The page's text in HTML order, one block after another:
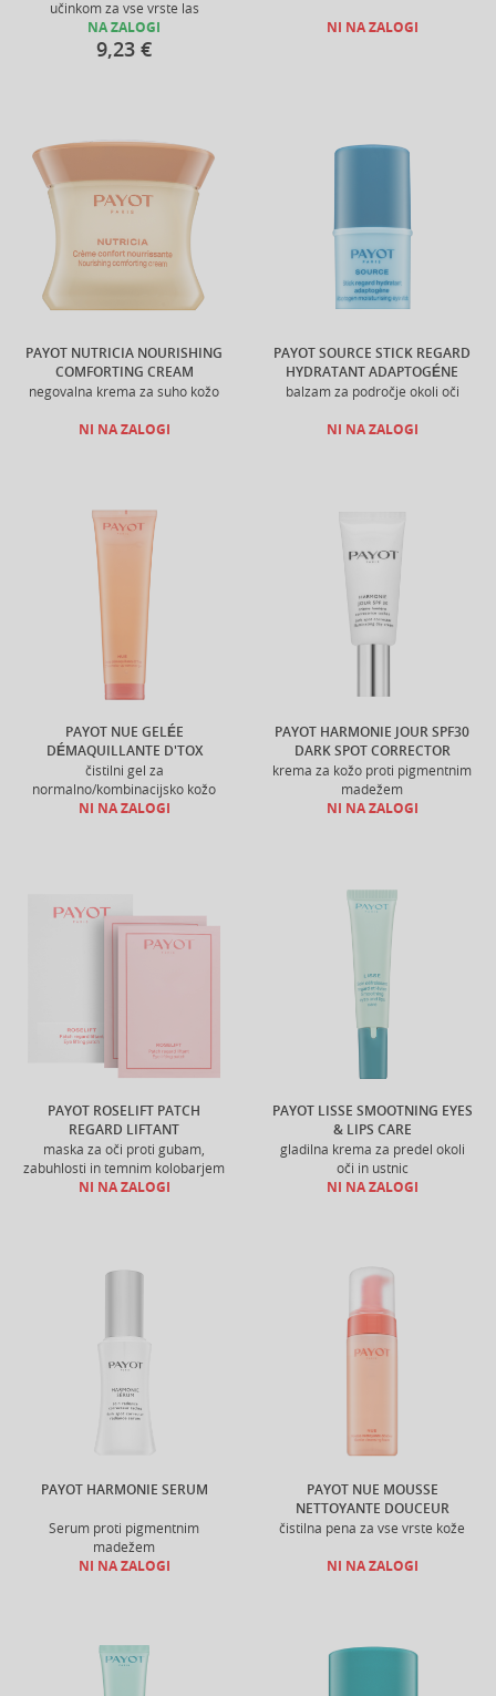
učinkom za vse vrste las
NA ZALOGI
9,23 €
NI NA ZALOGI
PAYOT NUTRICIA NOURISHING
COMFORTING CREAM
negovalna krema za suho kožo
NI NA ZALOGI
PAYOT SOURCE STICK REGARD
HYDRATANT ADAPTOGÉNE
balzam za področje okoli oči
NI NA ZALOGI
PAYOT NUE GELÉE
DÉMAQUILLANTE D'TOX
čistilni gel za
normalno/kombinacijsko kožo
NI NA ZALOGI
PAYOT HARMONIE JOUR SPF30
DARK SPOT CORRECTOR
krema za kožo proti pigmentnim
madežem
NI NA ZALOGI
PAYOT ROSELIFT PATCH
REGARD LIFTANT
maska za oči proti gubam,
zabuhlosti in temnim kolobarjem
NI NA ZALOGI
PAYOT LISSE SMOOTNING EYES
& LIPS CARE
gladilna krema za predel okoli
oči in ustnic
NI NA ZALOGI
PAYOT HARMONIE SERUM
Serum proti pigmentnim
madežem
NI NA ZALOGI
PAYOT NUE MOUSSE
NETTOYANTE DOUCEUR
čistilna pena za vse vrste kože
NI NA ZALOGI